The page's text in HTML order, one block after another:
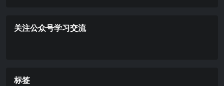
关注公众号学习交流
标签